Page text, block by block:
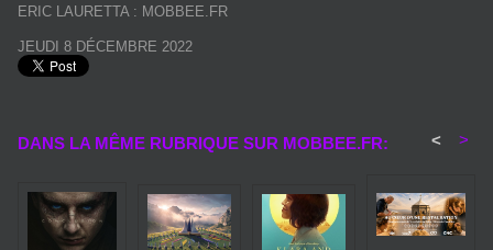
ERIC LAURETTA : MOBBEE.FR
JEUDI 8 DÉCEMBRE 2022
DANS LA MÊME RUBRIQUE SUR MOBBEE.FR: < >